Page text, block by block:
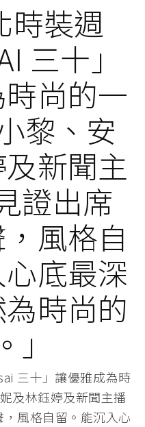
時裝週
三十」
尚的一
黎、安
新聞主
證出席
，風格自
底最深
時尚的
三十」讓優雅成為時
及林鈺婷及新聞主播
風格自留。能沉入心